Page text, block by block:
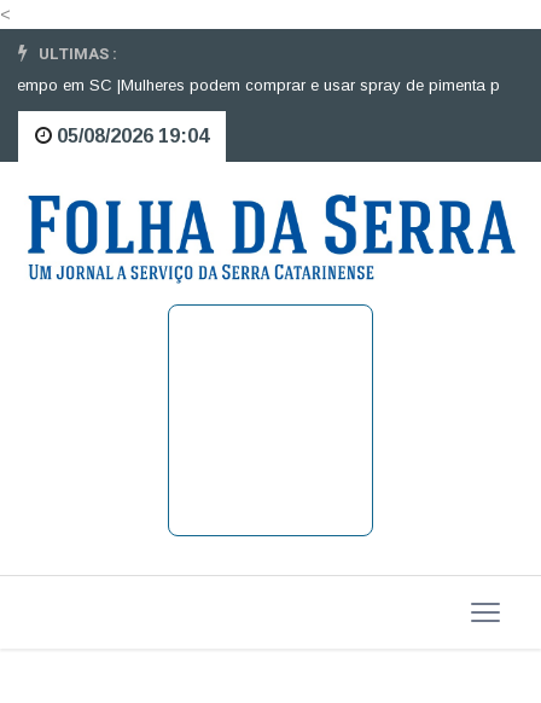
<
ULTIMAS :
em SC |Mulheres podem comprar e usar spray de pimenta para defesa
05/08/2026 19:04